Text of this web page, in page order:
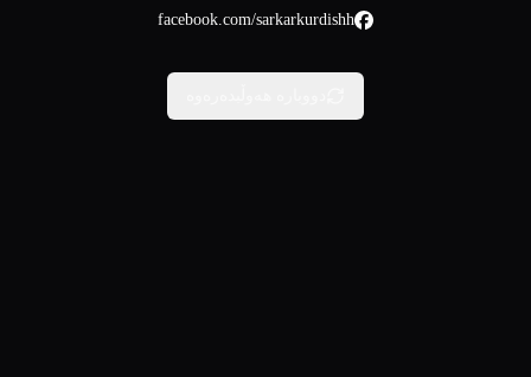
facebook.com/sarkarkurdishh